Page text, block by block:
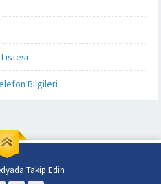
Bilgileri
Takip Edin